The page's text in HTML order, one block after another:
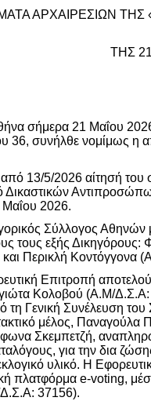
ΑΡΧΑΙΡΕΣΙΩΝ
ΤΗΣ 21
σήμερα 21 Μαΐου
36, συνήλθε νομίμως η
13/5/2026 αίτησή
Δικαστικών
Μαΐου 2026.
Σύλλογος Αθηνών
τους εξής Δικηγόρους:
Περικλή Κοντόγγονα
Επιτροπή
Κολοβού (Α.Μ/Δ.Σ.Α:
τη Γενική Συνέλευση
μέλος,
Σκεμπετζή,
για την δια
υλικό. Η
πλατφόρμα e-voting,
37156).